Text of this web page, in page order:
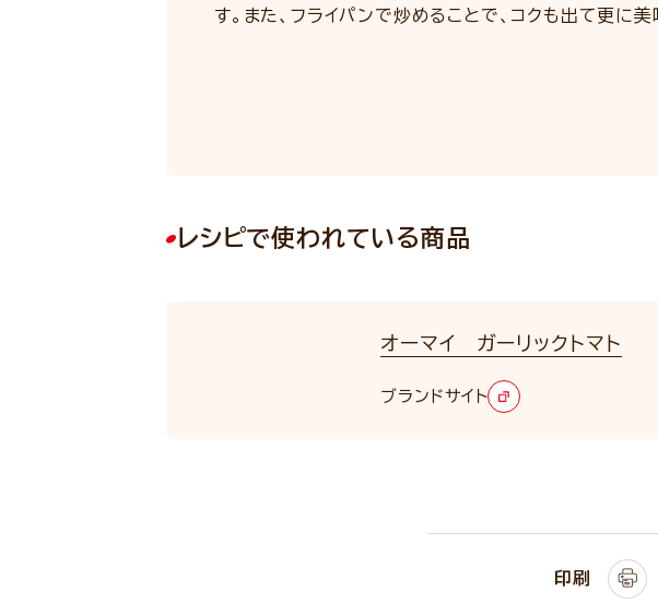
す。また、フライパンで炒めることで、コクも出て更に美
レシピで使われている商品
オーマイ ガーリックトマト
ブランドサイト
印刷